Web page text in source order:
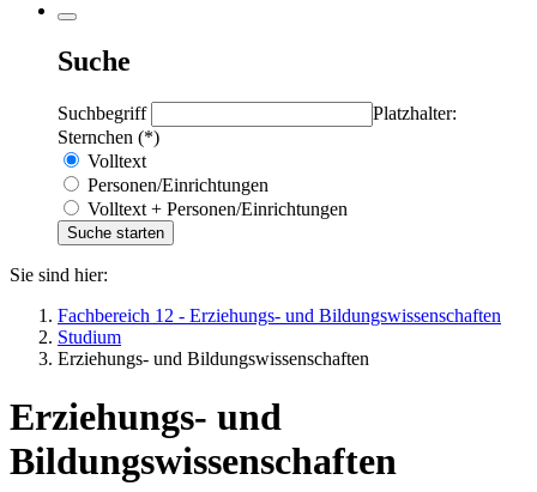
Suche
Suchbegriff
Platzhalter:
Sternchen (*)
Volltext
Personen/Einrichtungen
Volltext + Personen/Einrichtungen
Sie sind hier:
Fachbereich 12 - Erziehungs- und Bildungswissenschaften
Studium
Erziehungs- und Bildungswissenschaften
Erziehungs- und
Bildungswissenschaften